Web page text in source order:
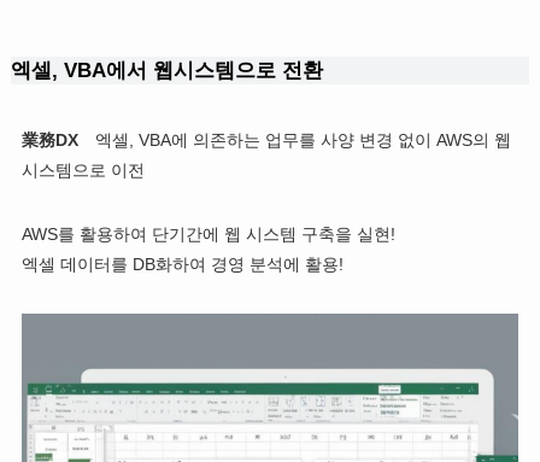
엑셀, VBA에서 웹시스템으로 전환
業務DX엑셀, VBA에 의존하는 업무를 사양 변경 없이 AWS의 웹
시스템으로 이전
AWS를 활용하여 단기간에 웹 시스템 구축을 실현!
엑셀 데이터를 DB화하여 경영 분석에 활용!